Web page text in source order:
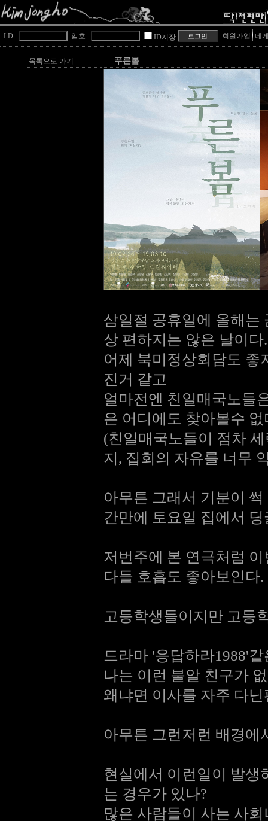
I D : 암호 : ID저장 회원가입 네
목록으로 가기.. 푸른봄
삼일절 공휴일에 올해는
상 편하지는 않은 날이다.
어제 북미정상회담도 좋
진거 같고
얼마전엔 친일매국노들
은 어디에도 찾아볼수 없
(친일매국노들이 점차
지, 집회의 자유를 너무
아무튼 그래서 기분이
간만에 토요일 집에서
저번주에 본 연극처럼
다들 호흡도 좋아보인다.
고등학생들이지만 고등
드라마 '응답하라1988'
나는 이런 불알 친구가
왜냐면 이사를 자주 다
아무튼 그런저런 배경에
현실에서 이런일이 발생
는 경우가 있나?
많은 사람들이 사는 사